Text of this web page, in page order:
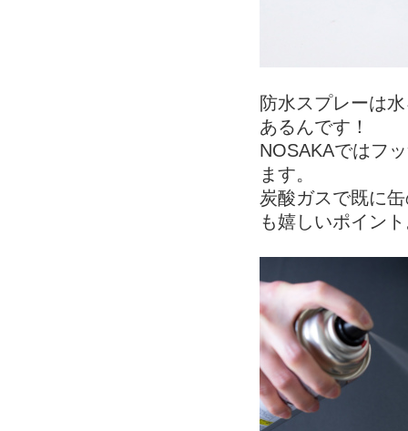
防水スプレーは
あるんです！
NOSAKAではフ
ます。
炭酸ガスで既に
も嬉しいポイン